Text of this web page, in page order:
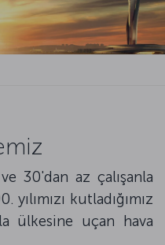
30'dan az çalışanla
kutladığımız
ülkesine uçan hava